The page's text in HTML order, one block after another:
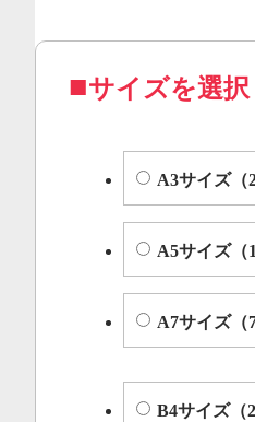
サイズを選
A3サイズ（
A5サイズ（
A7サイズ（
B4サイズ（